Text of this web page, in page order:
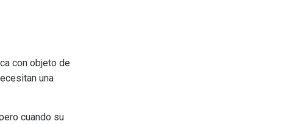
con objeto de
una
cuando su